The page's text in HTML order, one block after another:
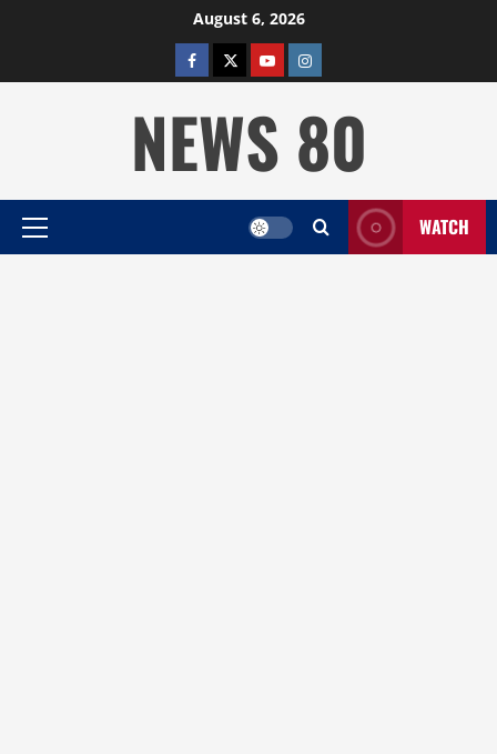
August 6, 2026
facebooktwitterYOUTUBE
instagram
NEWS 80
Primary
WATCH